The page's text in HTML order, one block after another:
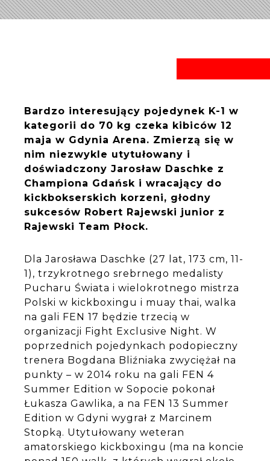
Bardzo interesujący pojedynek K-1 w
kategorii do 70 kg czeka kibiców 12
maja w Gdynia Arena. Zmierzą się w
nim niezwykle utytułowany i
doświadczony Jarosław Daschke z
Championa Gdańsk i wracający do
kickbokserskich korzeni, głodny
sukcesów Robert Rajewski junior z
Rajewski Team Płock.
Dla Jarosława Daschke (27 lat, 173 cm, 11-
1), trzykrotnego srebrnego medalisty
Pucharu Świata i wielokrotnego mistrza
Polski w kickboxingu i muay thai, walka
na gali FEN 17 będzie trzecią w
organizacji Fight Exclusive Night. W
poprzednich pojedynkach podopieczny
trenera Bogdana Bliźniaka zwyciężał na
punkty – w 2014 roku na gali FEN 4
Summer Edition w Sopocie pokonał
Łukasza Gawlika, a na FEN 13 Summer
Edition w Gdyni wygrał z Marcinem
Stopką. Utytułowany weteran
amatorskiego kickboxingu (ma na koncie